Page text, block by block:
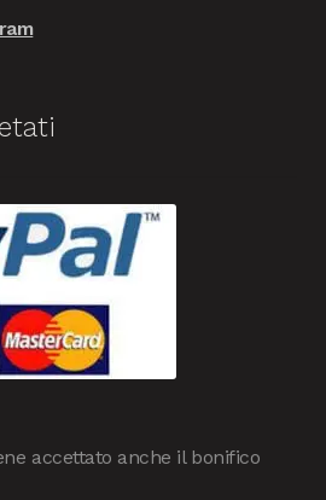
accettato anche il bonifico